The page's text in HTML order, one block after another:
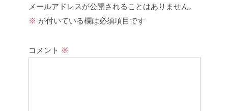
メールアドレスが公開されることはありません。
※ が付いている欄は必須項目です
コメント ※